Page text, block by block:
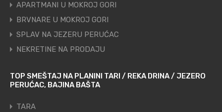
APARTMANI U MOKROJ GORI
BRVNARE U MOKROJ GORI
SPLAV NA JEZERU PERUĆAC
NEKRETINE NA PRODAJU
TOP SMEŠTAJ NA PLANINI TARI / REKA DRINA / JEZERO
PERUĆAC, BAJINA BAŠTA
TARA